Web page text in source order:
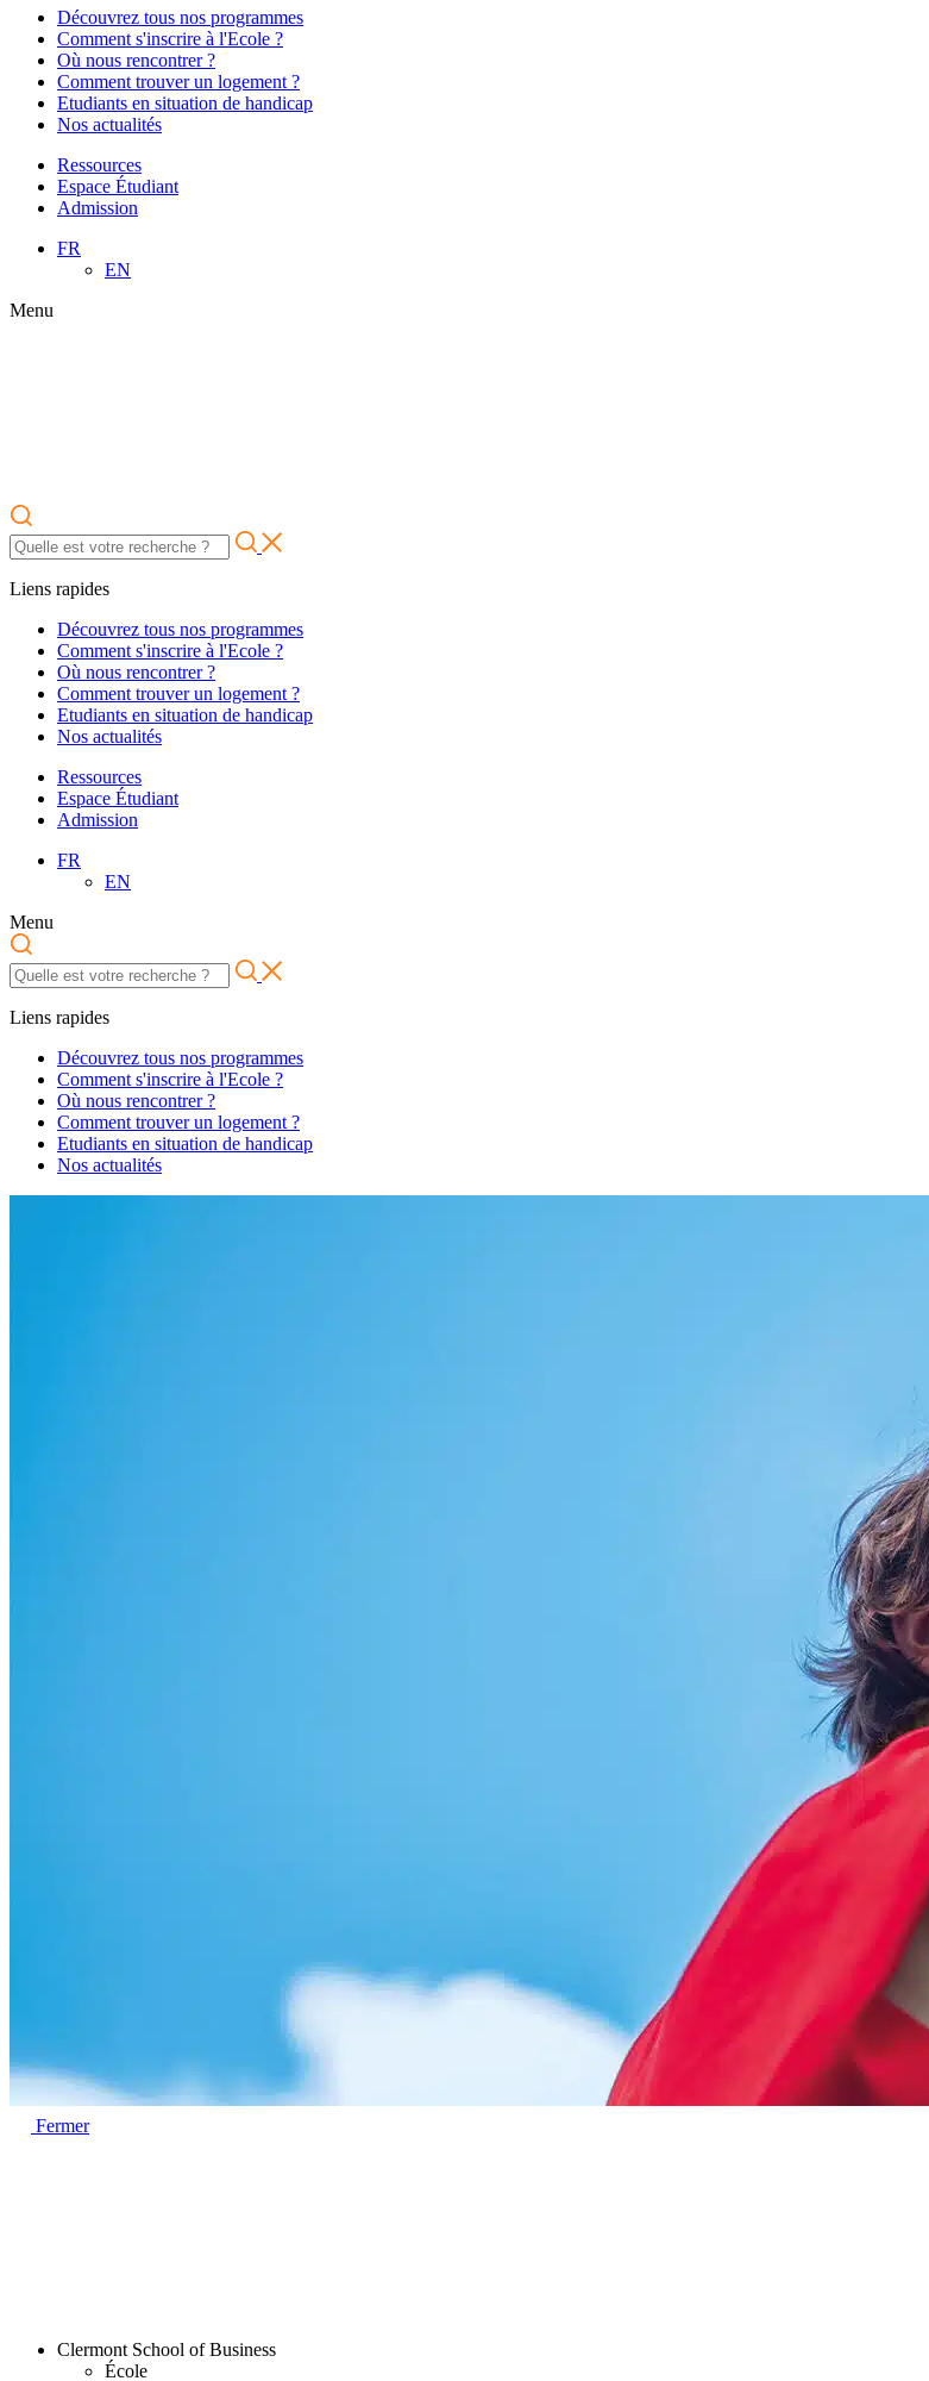
Découvrez tous nos programmes
Comment s'inscrire à l'Ecole ?
Où nous rencontrer ?
Comment trouver un logement ?
Etudiants en situation de handicap
Nos actualités
Ressources
Espace Étudiant
Admission
FR
EN
Menu
Liens rapides
Découvrez tous nos programmes
Comment s'inscrire à l'Ecole ?
Où nous rencontrer ?
Comment trouver un logement ?
Etudiants en situation de handicap
Nos actualités
Ressources
Espace Étudiant
Admission
FR
EN
Menu
Liens rapides
Découvrez tous nos programmes
Comment s'inscrire à l'Ecole ?
Où nous rencontrer ?
Comment trouver un logement ?
Etudiants en situation de handicap
Nos actualités
Fermer
Clermont School of Business
École